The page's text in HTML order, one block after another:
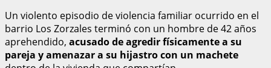
Un violento episodio de violencia familiar ocurrido en el
barrio Los Zorzales terminó con un hombre de 42 años
aprehendido, acusado de agredir físicamente a su
pareja y amenazar a su hijastro con un machete